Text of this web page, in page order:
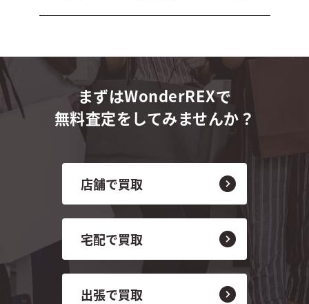
まずはWonderREXで
無料査定をしてみませんか？
店舗で買取
宅配で買取
出張で買取